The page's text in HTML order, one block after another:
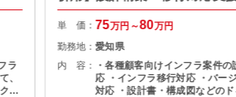
ラ
、
ト
単 価： 75万円～80万円
勤務地：愛知県
内 容：
・各種顧客向けインフラ案件の
応 ・インフラ移行対応 ・バー
対応 ・設計書・構成図などの